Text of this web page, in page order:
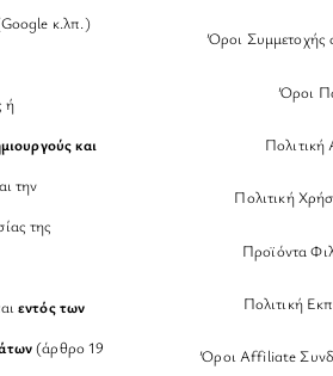
κ.λπ.)
ή
και
την
της
εντός των
(άρθρο 19
Όροι Συμμετοχής
Όροι
Πολιτική
Προϊόντα
Πολιτική
Όροι Affiliate